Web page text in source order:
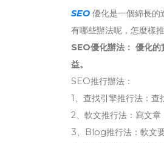
SEO 優化是一個綿長
有哪些辦法呢，怎麼樣
SEO優化辦法： 優化的
益。
SEO推行辦法：
1、查找引擎推行法：
2、軟文推行法：寫文章
3、Blog推行法：軟文